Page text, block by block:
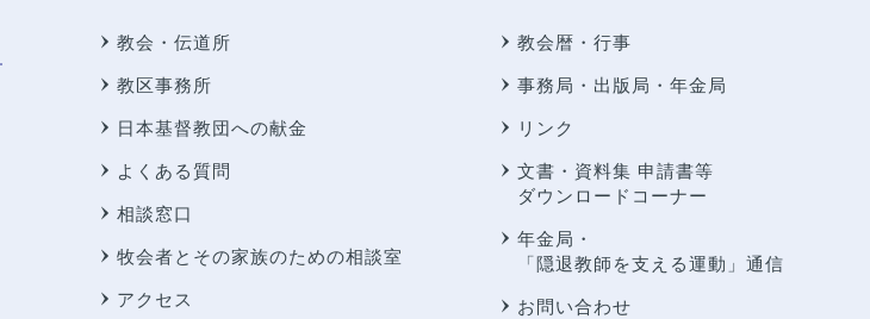
教会・伝道所
教区事務所
日本基督教団への献金
よくある質問
相談窓口
牧会者とその家族のための相談室
アクセス
教会暦・行事
事務局・出版局・年金局
リンク
文書・資料集 申請書等
ダウンロードコーナー
年金局・
「隠退教師を支える運動」通信
お問い合わせ